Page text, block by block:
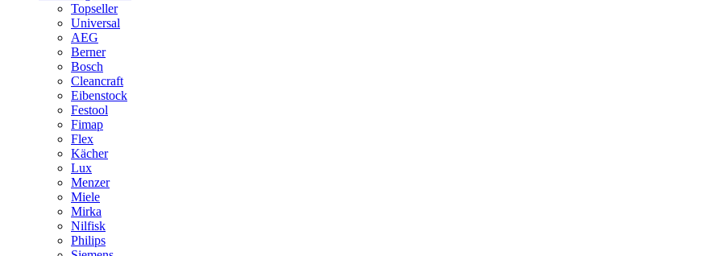
Topseller
Universal
AEG
Berner
Bosch
Cleancraft
Eibenstock
Festool
Fimap
Flex
Kächer
Lux
Menzer
Miele
Mirka
Nilfisk
Philips